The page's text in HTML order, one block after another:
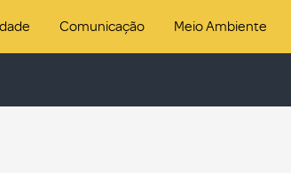
Comunicação Meio Ambiente